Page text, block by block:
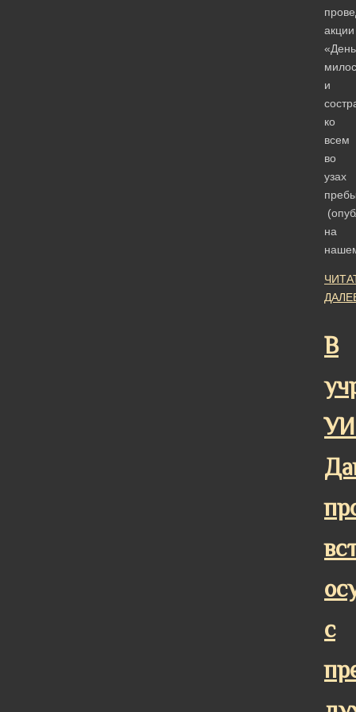
акции
«День
и
ко
всем
во
узах
на
В
с